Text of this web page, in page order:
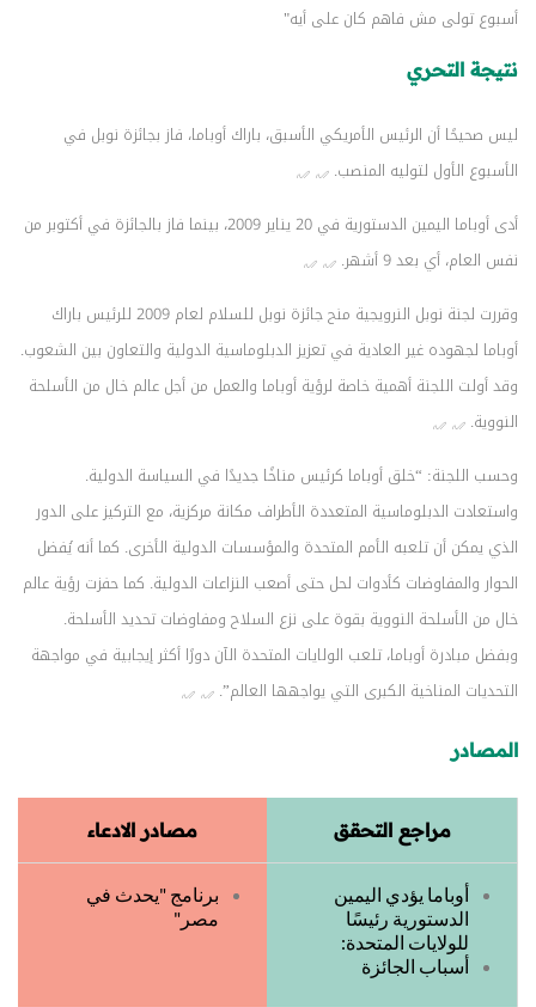
أسبوع تولى مش فاهم كان على أيه"
نتيجة التحري
ليس صحيحًا أن الرئيس الأمريكي الأسبق، باراك أوباما، فاز بجائزة نوبل في
الأسبوع الأول لتوليه المنصب.
أدى أوباما اليمين الدستورية في 20 يناير 2009، بينما فاز بالجائزة في أكتوبر من
نفس العام، أي بعد 9 أشهر.
وقررت لجنة نوبل النرويجية منح جائزة نوبل للسلام لعام 2009 للرئيس باراك
أوباما لجهوده غير العادية في تعزيز الدبلوماسية الدولية والتعاون بين الشعوب.
وقد أولت اللجنة أهمية خاصة لرؤية أوباما والعمل من أجل عالم خال من الأسلحة
النووية.
وحسب اللجنة: “خلق أوباما كرئيس مناخًا جديدًا في السياسة الدولية.
واستعادت الدبلوماسية المتعددة الأطراف مكانة مركزية، مع التركيز على الدور
الذي يمكن أن تلعبه الأمم المتحدة والمؤسسات الدولية الأخرى. كما أنه يُفضل
الحوار والمفاوضات كأدوات لحل حتى أصعب النزاعات الدولية. كما حفزت رؤية عالم
خال من الأسلحة النووية بقوة على نزع السلاح ومفاوضات تحديد الأسلحة.
وبفضل مبادرة أوباما، تلعب الولايات المتحدة الآن دورًا أكثر إيجابية في مواجهة
التحديات المناخية الكبرى التي يواجهها العالم”.
المصادر
مراجع التحقق مصادر الادعاء
أوباما يؤدي اليمين
الدستورية رئيسًا
للولايات المتحدة:
أسباب الجائزة
برنامج "يحدث في
مصر"